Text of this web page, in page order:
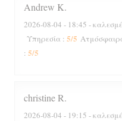
Andrew K
2026-08-04 - 18:45 -
Υπηρεσία : 5/5
: 5/5
christineR
2026-08-04 - 19:15 -